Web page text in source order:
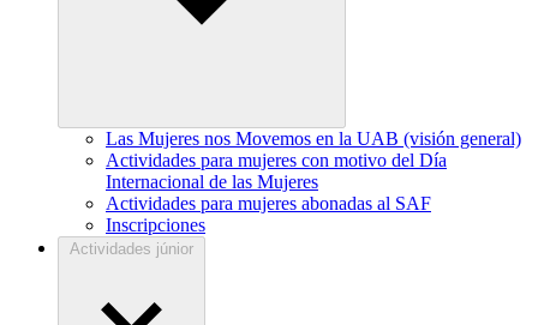
Las Mujeres nos Movemos en la UAB (visión general)
Actividades para mujeres con motivo del Día
Internacional de las Mujeres
Actividades para mujeres abonadas al SAF
Inscripciones
Actividades júnior